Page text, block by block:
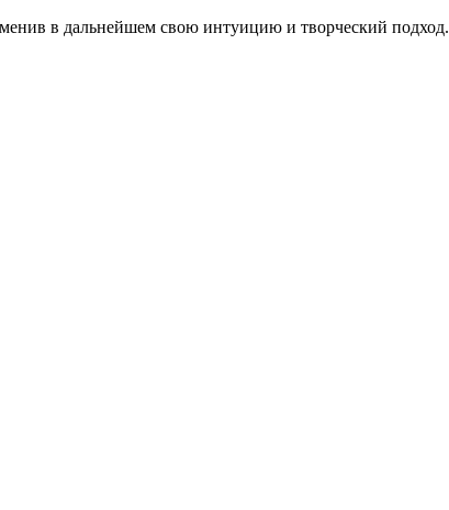
в дальнейшем свою интуицию и творческий подход.